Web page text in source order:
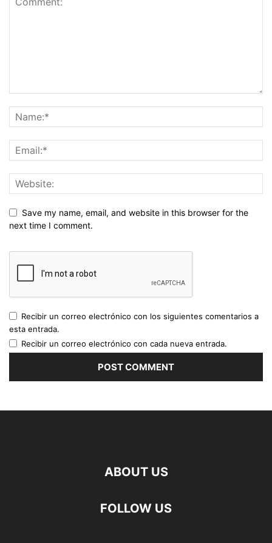
Save my name, email, and website in this browser for the
next time I comment.
Recibir un correo electrónico con los siguientes comentarios a
esta entrada.
Recibir un correo electrónico con cada nueva entrada.
ABOUT US
FOLLOW US